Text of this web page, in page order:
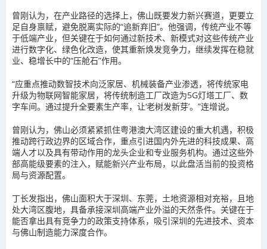
曾刚认为，在产业路径的选择上，佛山既要发力新兴赛道，更要立
足自身禀赋，避免脱离实际的“追新弃旧”。他强调，传统产业不等
于低端产业，但关键在于如何通过新技术、新模式对这些传统产业
进行数字化、绿色化改造，使其重新焕发竞争力，继续发挥在稳就
业、稳增长中的“压舱石”作用。
“应重点推动数智技术向泛家居、机械装备产业渗透，将传统家电
升级为物联网智能家居，将传统制造工厂改造为5G灯塔工厂、数
字车间。通过提升全要素生产率，让‘老树发新芽’。”连增说。
曾刚认为，佛山必须紧紧抓住粤港澳大湾区建设的重大机遇，积极
推动跨行政边界的区域合作，重点引进国内外先进的科技成果、高
端人才以及具有带动作用的龙头企业和专业服务机构。通过这些外
部高能级要素的注入，赋能新兴产业布局，以此盘活当前的投资格
局与资源配置。
丁长发指出，佛山面积大于深圳、东莞，土地资源相对充裕，且地
处大湾区腹地，具备承接深圳高端产业外溢的天然条件。关键在于
能否拿出具有竞争力的政策支持体系，吸引深圳的先进技术、资本
与佛山制造能力深度合作。